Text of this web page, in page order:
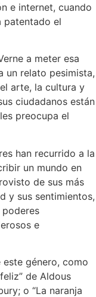
e internet, cuando
patentado el
a meter esa
un relato pesimista,
arte, la cultura y
ciudadanos están
preocupa el
han recurrido a la
un mundo en
de sus más
y sus sentimientos,
e
género, como
de Aldous
o “La naranja